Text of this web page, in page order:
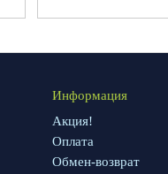
Информация
Акция!
Оплата
Обмен-возврат